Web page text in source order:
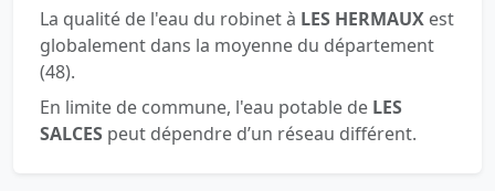
La qualité de l'eau du robinet à LES HERMAUX est
globalement dans la moyenne du département
(48).
En limite de commune, l'eau potable de LES
SALCES peut dépendre d’un réseau différent.